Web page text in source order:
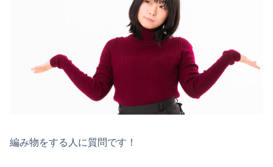
編み物をする人に質問です！